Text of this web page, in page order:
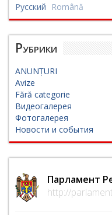
Русский Română
Рубрики
ANUNȚURI
Avize
Fără categorie
Видеогалерея
Фотогалерея
Новости и события
Парламент
http://